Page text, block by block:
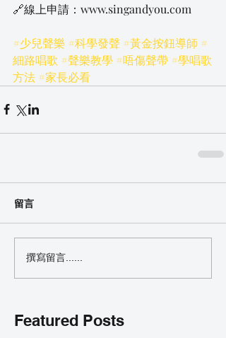
🔗線上申請：www.singandyou.com
#少兒聲樂 #科學發聲 #黃金按鈕導師 #
細路唱歌 #聲樂教學 #唔傷聲帶 #學唱歌
方法 #家長必看
留言
撰寫留言......
Featured Posts